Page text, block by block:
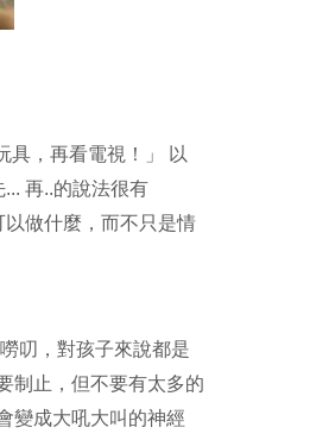
具，再看電視！」 以
再..的說法很有
做什麼，而不只是情
叨，對孩子來說都是
制止，但不要有太多的
變成大吼大叫的神經